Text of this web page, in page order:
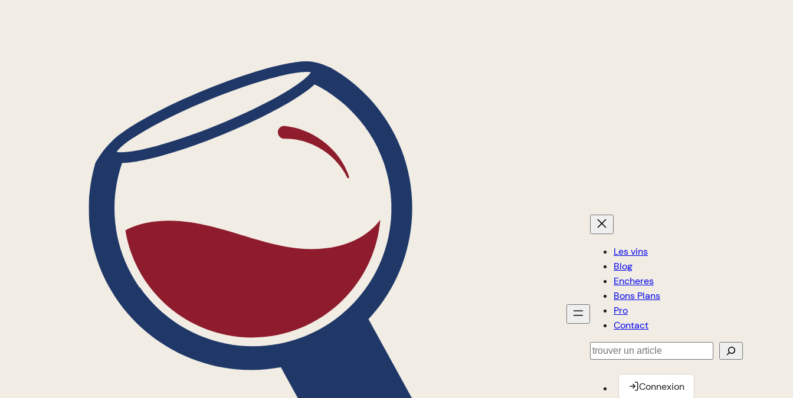
Les vins
Blog
Encheres
Bons Plans
Pro
Contact
Rechercher
Connexion